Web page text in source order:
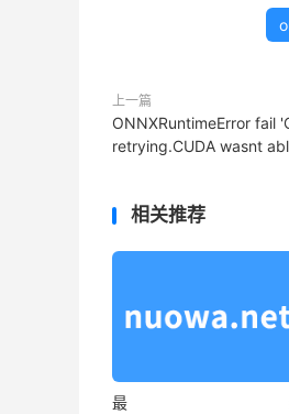
上一篇
ONNXRuntimeError fail
retrying.CUDA wasnt
相关推荐
最